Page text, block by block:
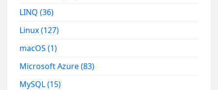
LINQ(36)
Linux(127)
macOS(1)
Microsoft Azure(83)
MySQL(15)